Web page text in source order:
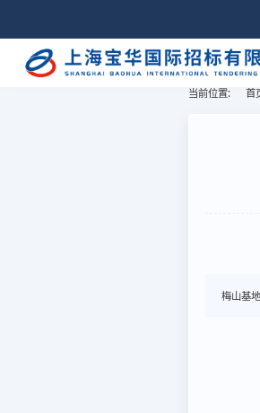
当前位置: 首
梅山基